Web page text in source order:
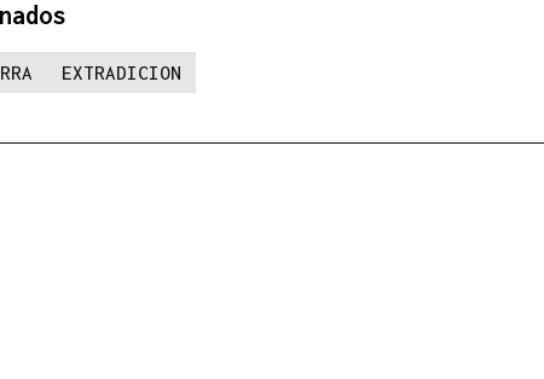
EXTRADICION